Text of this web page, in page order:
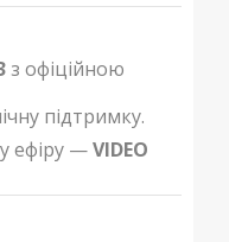
з офіційною
підтримку.
ефіру —VIDEO